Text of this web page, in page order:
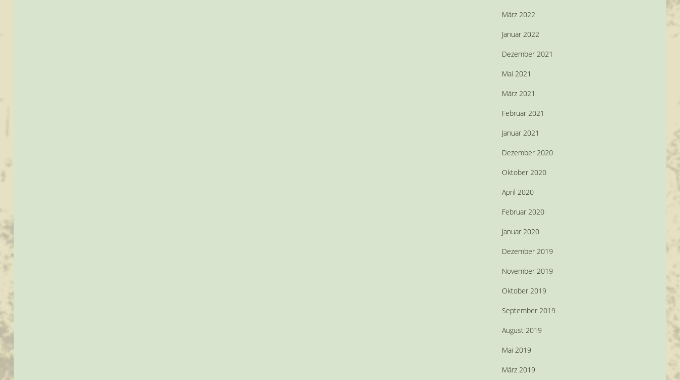
März 2022
Januar 2022
Dezember 2021
Mai 2021
März 2021
Februar 2021
Januar 2021
Dezember 2020
Oktober 2020
April 2020
Februar 2020
Januar 2020
Dezember 2019
November 2019
Oktober 2019
September 2019
August 2019
Mai 2019
März 2019